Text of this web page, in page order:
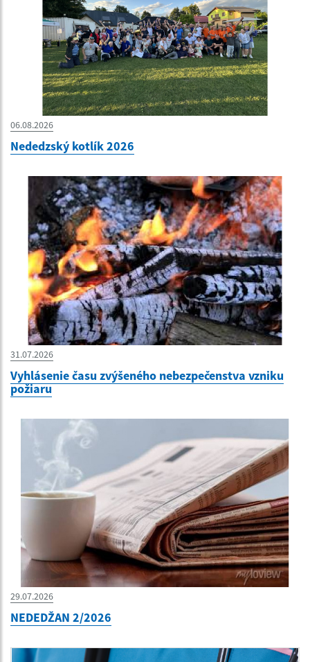
06.08.2026
Nededzský kotlík 2026
31.07.2026
Vyhlásenie času zvýšeného nebezpečenstva vzniku
požiaru
29.07.2026
NEDEDŽAN 2/2026